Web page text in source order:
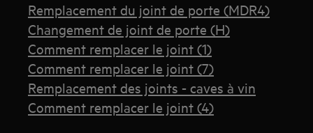
Remplacement du joint de porte (MDR4)
Changement de joint de porte (H)
Comment remplacer le joint (1)
Comment remplacer le joint (7)
Remplacement des joints - caves à vin
Comment remplacer le joint (4)